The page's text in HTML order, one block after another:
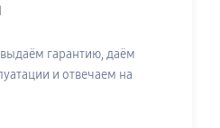
гарантию, даём
и отвечаем на